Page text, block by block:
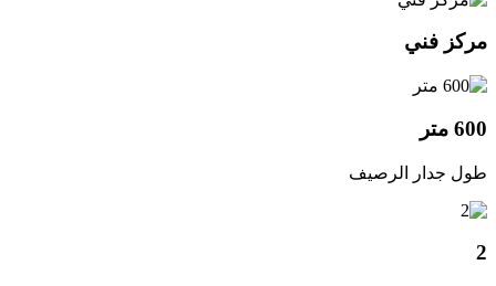
مركز فني
600 متر
طول جدار الرصيف
2